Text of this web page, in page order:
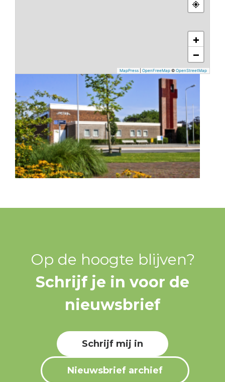
+
−
MapPress OpenFreeMap© OpenStreetMap
Op de hoogte blijven?
Schrijf je in voor de
nieuwsbrief
Schrijf mij in
Nieuwsbrief archief